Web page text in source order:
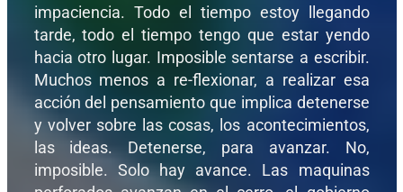
impaciencia. Todo el tiempo estoy llegando
tarde, todo el tiempo tengo que estar yendo
hacia otro lugar. Imposible sentarse a escribir.
Muchos menos a re-flexionar, a realizar esa
acción del pensamiento que implica detenerse
y volver sobre las cosas, los acontecimientos,
las ideas. Detenerse, para avanzar. No,
imposible. Solo hay avance. Las maquinas